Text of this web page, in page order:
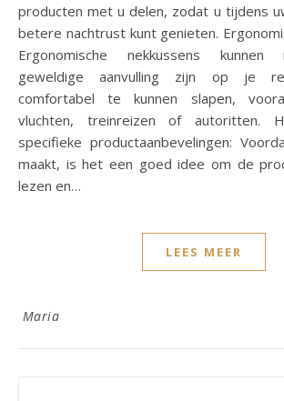
producten met u delen, zodat u tijdens
betere nachtrust kunt genieten.
Ergonomische nekkussens kunnen
geweldige aanvulling zijn op je
comfortabel te kunnen slapen,
vluchten, treinreizen of autoritten.
specifieke productaanbevelingen:
maakt, is het een goed idee om de
lezen en…
LEES MEER
Maria